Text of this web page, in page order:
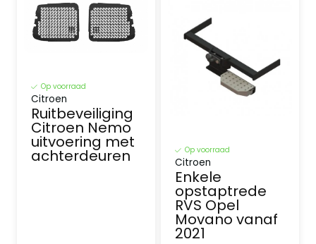
Op voorraad
Citroen
Ruitbeveiliging
Citroen Nemo
uitvoering met
achterdeuren Op voorraad
Citroen
Enkele
opstaptrede
RVS Opel
Movano vanaf
2021